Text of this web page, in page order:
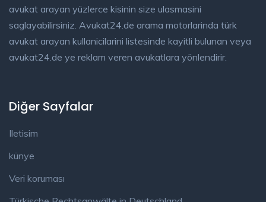
avukat arayan yüzlerce kisinin size ulasmasini
saglayabilirsiniz. Avukat24.de arama motorlarinda türk
avukat arayan kullanicilarini listesinde kayitli bulunan veya
avukat24.de ye reklam veren avukatlara yönlendirir.
Diğer Sayfalar
Iletisim
künye
Veri koruması